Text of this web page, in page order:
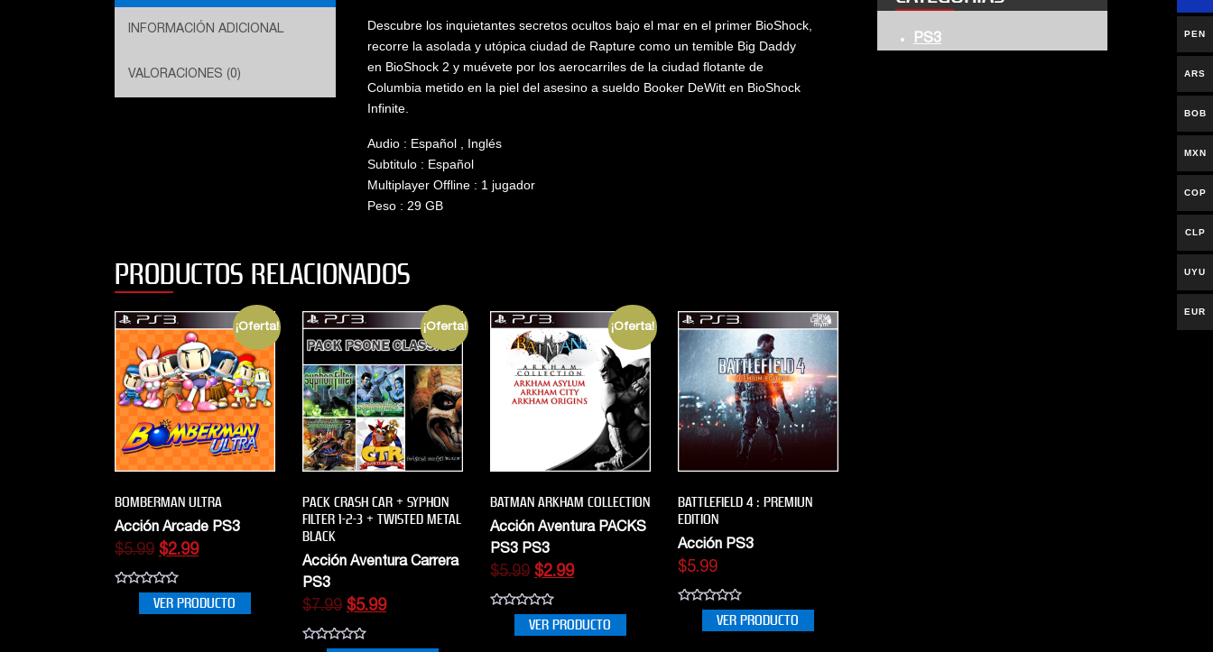
INFORMACIÓN ADICIONAL
VALORACIONES (0)
Descubre los inquietantes secretos ocultos bajo el mar en el primer BioShock,
recorre la asolada y utópica ciudad de Rapture como un temible Big Daddy
en BioShock 2 y muévete por los aerocarriles de la ciudad flotante de
Columbia metido en la piel del asesino a sueldo Booker DeWitt en BioShock
Infinite.
Audio : Español , Inglés
Subtitulo : Español
Multiplayer Offline : 1 jugador
Peso : 29 GB
PRODUCTOS RELACIONADOS
¡Oferta!
BOMBERMAN ULTRA
Acción Arcade PS3
$5.99 $2.99
VER PRODUCTO
¡Oferta!
PACK CRASH CAR + SYPHON
FILTER 1-2-3 + TWISTED METAL
BLACK
Acción Aventura Carrera
PS3
$7.99 $5.99
¡Oferta!
BATMAN ARKHAM COLLECTION
Acción Aventura PACKS
PS3 PS3
$5.99 $2.99
VER PRODUCTO
BATTLEFIELD 4 : PREMIUN
EDITION
Acción PS3
$5.99
VER PRODUCTO
PS3 PEN
ARS
BOB
MXN
COP
CLP
UYU
EUR